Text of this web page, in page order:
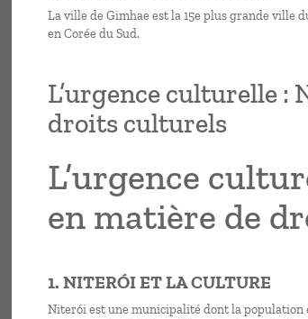
La ville de Gimhae est la 15e plus grande ville
en Corée du Sud.
L’urgence culturelle :
droits culturels
L’urgence
en matière de
1. NITERÓI ET LA CULTURE
Niterói est une municipalité dont la population